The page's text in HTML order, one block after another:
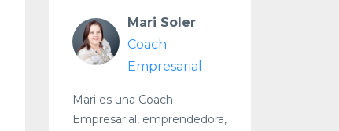
Mari Soler
Coach
Empresarial
Mari es una Coach
Empresarial, emprendedora,